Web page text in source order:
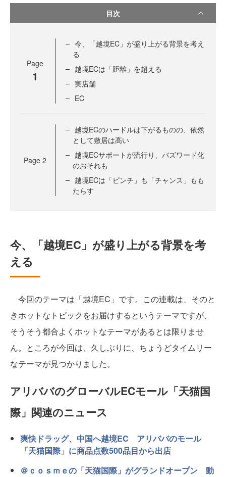
目次
Page
1
今、「越境EC」が盛り上がる背景を考え
る
越境ECは「距離」を超える
実店舗
EC
Page 2
越境ECのハードルは下がるものの、依然
として敷居は高い
越境ECサポートが流行り、バズワード化
のおそれも
越境ECは「ピンチ」も「チャンス」もも
たらす
今、「越境EC」が盛り上がる背景を考
える
今回のテーマは「越境EC」です。この連載は、そのと
きホットなトピックをお届けするというテーマですが、
そうそう都合よくホットなテーマがあるとは限りませ
ん。ところが今回は、久しぶりに、ちょうどタイムリー
なテーマが見つかりました。
アリババのグローバルECモール「天猫国
際」関連のニュース
爽快ドラッグ、中国へ越境EC アリババのモール
「天猫国際」に商品点数500品目から出店
＠ｃｏｓｍｅの「天猫国際」がグランドオープン 動